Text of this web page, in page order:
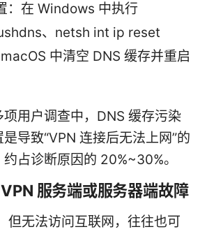
：在 Windows 中执行
、netsh int ip reset
中清空 DNS 缓存并重启
用户调查中，DNS 缓存污染
导致“VPN 连接后无法上网”的
占诊断原因的 20%~30%。
服务端或服务器端故障
但无法访问互联网，往往也可